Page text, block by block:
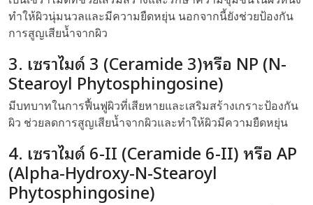
ทำให้ผิวนุ่มนวลและมีความยืดหยุ่น นอกจากนี้ยังช่วยป้องกัน
การสูญเสียน้ำจากผิว
3. เซราไมด์ 3 (Ceramide 3)หรือ NP (N-
Stearoyl Phytosphingosine)
มีบทบาทในการฟื้นฟูผิวที่เสียหายและเสริมสร้างเกราะป้องกัน
ผิว ช่วยลดการสูญเสียน้ำจากผิวและทำให้ผิวมีความยืดหยุ่น
4. เซราไมด์ 6-II (Ceramide 6-II) หรือ AP
(Alpha-Hydroxy-N-Stearoyl
Phytosphingosine)